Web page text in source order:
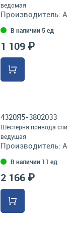
ведомая
Производитель:
В наличии 5 ед
1 109 ₽
4320Я5-3802033
Шестерня привода
ведущая
Производитель:
В наличии 11 ед
2 166 ₽